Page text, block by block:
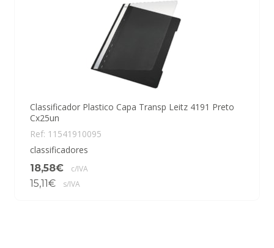
Classificador Plastico Capa Transp Leitz 4191 Preto
Cx25un
Ref: 11541910095
classificadores
18,58€
c/IVA
15,11€ s/IVA